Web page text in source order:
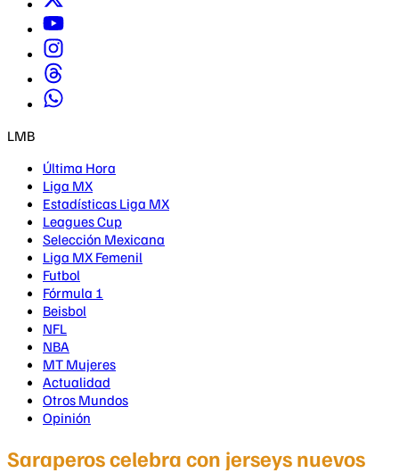
LMB
Última Hora
Liga MX
Estadísticas Liga MX
Leagues Cup
Selección Mexicana
Liga MX Femenil
Futbol
Fórmula 1
Beisbol
NFL
NBA
MT Mujeres
Actualidad
Otros Mundos
Opinión
Saraperos celebra con jerseys nuevos